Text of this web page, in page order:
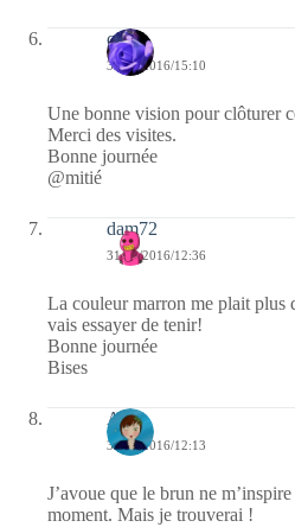
covix
31/10/2016/15:10
Une bonne vision pour clôturer
Merci des visites.
Bonne journée
@mitié
dam72
31/10/2016/12:36
La couleur marron me plait plus
vais essayer de tenir!
Bonne journée
Bises
Ax-L
31/10/2016/12:13
J’avoue que le brun ne
moment. Mais je trouverai !